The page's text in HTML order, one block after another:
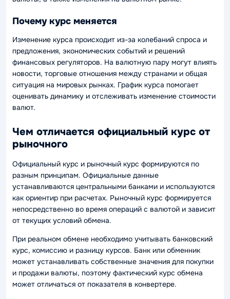
Почему курс меняется
Изменение курса происходит из-за колебаний спроса и
предложения, экономических событий и решений
финансовых регуляторов. На валютную пару могут влиять
новости, торговые отношения между странами и общая
ситуация на мировых рынках. График курса помогает
оценивать динамику и отслеживать изменение стоимости
валют.
Чем отличается официальный курс от
рыночного
Официальный курс и рыночный курс формируются по
разным принципам. Официальные данные
устанавливаются центральными банками и используются
как ориентир при расчетах. Рыночный курс формируется
непосредственно во время операций с валютой и зависит
от текущих условий обмена.
При реальном обмене необходимо учитывать банковский
курс, комиссию и разницу курсов. Банк или обменник
может устанавливать собственные значения для покупки
и продажи валюты, поэтому фактический курс обмена
может отличаться от показателя в конвертере.